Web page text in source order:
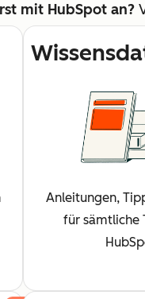
mit HubSpot an?
Anleitungen,
für sämtliche